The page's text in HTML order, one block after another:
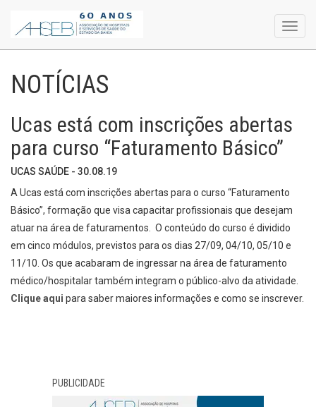
NOTÍCIAS
Ucas está com inscrições abertas
para curso “Faturamento Básico”
UCAS SAÚDE - 30.08.19
A Ucas está com inscrições abertas para o curso “Faturamento
Básico”, formação que visa capacitar profissionais que desejam
atuar na área de faturamentos. O conteúdo do curso é dividido
em cinco módulos, previstos para os dias 27/09, 04/10, 05/10 e
11/10. Os que acabaram de ingressar na área de faturamento
médico/hospitalar também integram o público-alvo da atividade.
Clique aqui para saber maiores informações e como se inscrever.
PUBLICIDADE